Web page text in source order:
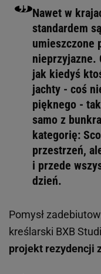
Nawet w
standardem
umieszczone
nieprzyjazne.
jak kiedyś
jachty - coś
pięknego -
samo z
kategorię:
przestrzeń,
i przede
dzień.
Pomysł
kreślarski BXB
projekt rezydencji